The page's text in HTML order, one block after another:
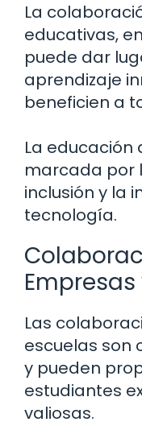
La
educativas,
puede dar
aprendizaje
beneficien a
La educación
marcada por
inclusión y la
tecnología.
Las
escuelas son
y pueden
estudiantes
valiosas.